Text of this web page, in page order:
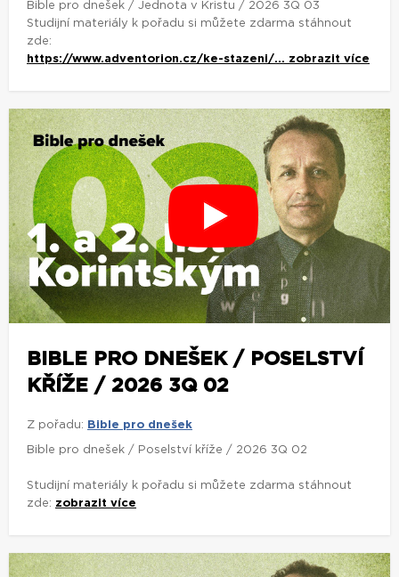
Bible pro dnešek / Jednota v Kristu / 2026 3Q 03
Studijní materiály k pořadu si můžete zdarma stáhnout
zde:
https://www.adventorion.cz/ke-stazeni/... zobrazit více
BIBLE PRO DNEŠEK / POSELSTVÍ
KŘÍŽE / 2026 3Q 02
Z pořadu: Bible pro dnešek
Bible pro dnešek / Poselství kříže / 2026 3Q 02
Studijní materiály k pořadu si můžete zdarma stáhnout
zde: zobrazit více